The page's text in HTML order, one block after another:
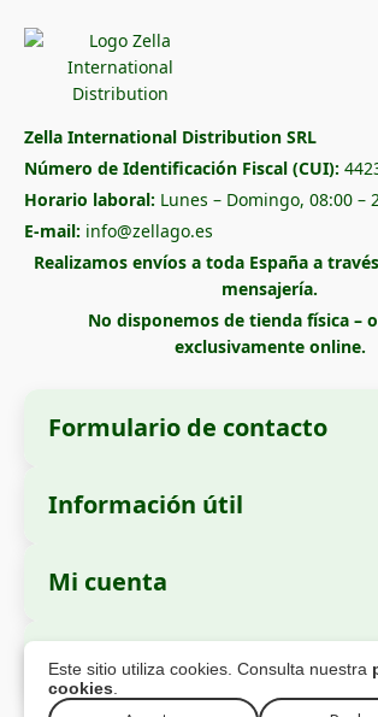
Este sitio utiliza cookies. Consulta nuestra
cookies
Zella International Distribution SRL
Número de Identificación Fiscal (CUI):
Horario laboral: Lunes – Domingo, 08:00 –
E-mail: info@zellago.es
Realizamos envíos a toda España a
mensajería.
No disponemos de tienda física –
exclusivamente online.
Formulario de contacto
Razón social:
SRL
Domicilio social:Strada Cuza Vodă
Sector 4, București, 040283,
Información útil
Cómo realizar un pedido
Métodos de pago
Información de envío
Mi cuenta
Mis pedidos
Datos personales
Pago Seguro